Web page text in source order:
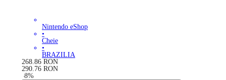
Nintendo eShop
•
Cheie
•
BRAZILIA
268.86 RON
290.76 RON
-8%